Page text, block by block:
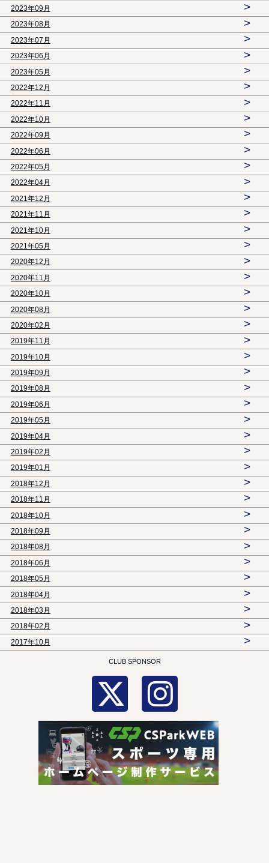
2023年09月 >
2023年08月 >
2023年07月 >
2023年06月 >
2023年05月 >
2022年12月 >
2022年11月 >
2022年10月 >
2022年09月 >
2022年06月 >
2022年05月 >
2022年04月 >
2021年12月 >
2021年11月 >
2021年10月 >
2021年05月 >
2020年12月 >
2020年11月 >
2020年10月 >
2020年08月 >
2020年02月 >
2019年11月 >
2019年10月 >
2019年09月 >
2019年08月 >
2019年06月 >
2019年05月 >
2019年04月 >
2019年02月 >
2019年01月 >
2018年12月 >
2018年11月 >
2018年10月 >
2018年09月 >
2018年08月 >
2018年06月 >
2018年05月 >
2018年04月 >
2018年03月 >
2018年02月 >
2017年10月 >
CLUB SPONSOR